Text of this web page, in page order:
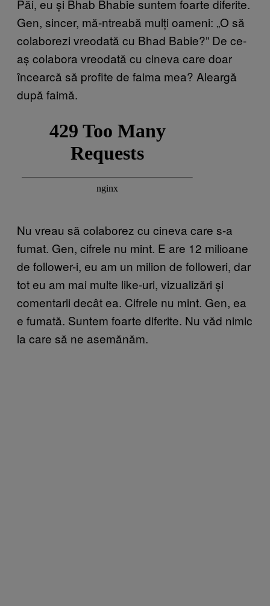
Păi, eu și Bhab Bhabie suntem foarte diferite.
Gen, sincer, mă-ntreabă mulți oameni: „O să
colaborezi vreodată cu Bhad Babie?” De ce-
aș colabora vreodată cu cineva care doar
încearcă să profite de faima mea? Aleargă
după faimă.
Nu vreau să colaborez cu cineva care s-a
fumat. Gen, cifrele nu mint. E are 12 milioane
de follower-i, eu am un milion de followeri, dar
tot eu am mai multe like-uri, vizualizări și
comentarii decât ea. Cifrele nu mint. Gen, ea
e fumată. Suntem foarte diferite. Nu văd nimic
la care să ne asemănăm.